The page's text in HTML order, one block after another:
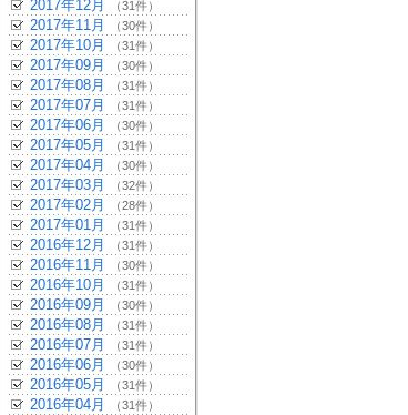
2017年12月 （31件）
2017年11月 （30件）
2017年10月 （31件）
2017年09月 （30件）
2017年08月 （31件）
2017年07月 （31件）
2017年06月 （30件）
2017年05月 （31件）
2017年04月 （30件）
2017年03月 （32件）
2017年02月 （28件）
2017年01月 （31件）
2016年12月 （31件）
2016年11月 （30件）
2016年10月 （31件）
2016年09月 （30件）
2016年08月 （31件）
2016年07月 （31件）
2016年06月 （30件）
2016年05月 （31件）
2016年04月 （31件）